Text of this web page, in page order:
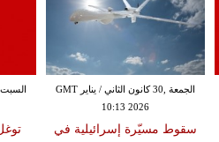
الجمعة ,30 كانون الثاني / يناير GMT
10:13 2026
سقوط مسيّرة إسرائيلية في